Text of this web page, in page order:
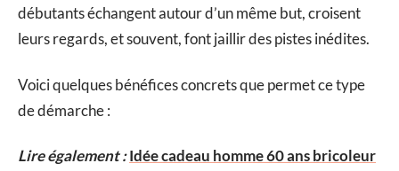
débutants échangent autour d’un même but, croisent
leurs regards, et souvent, font jaillir des pistes inédites.
Voici quelques bénéfices concrets que permet ce type
de démarche :
Lire également :Idée cadeau homme 60 ans bricoleur